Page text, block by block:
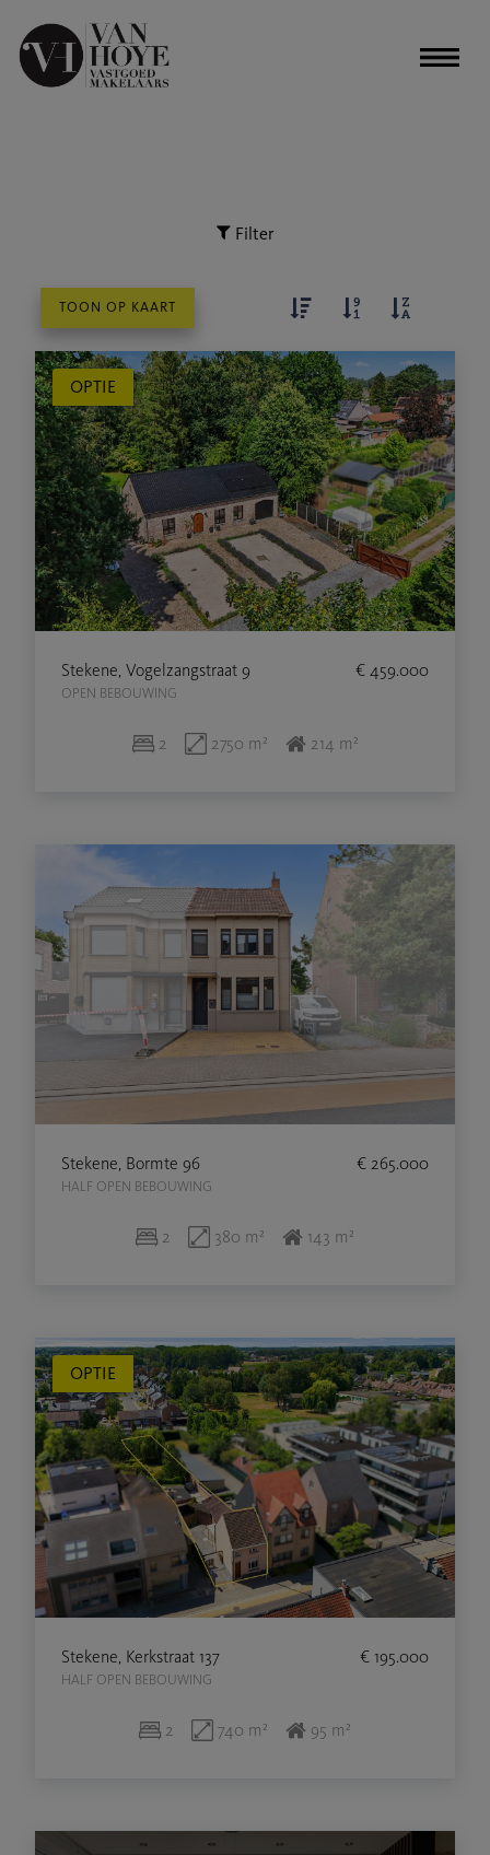
Filter
TOON OP KAART
OPTIE
Stekene, Vogelzangstraat 9
OPEN BEBOUWING
€ 459.000
2 2750 m² 214 m²
Stekene, Bormte 96
HALF OPEN BEBOUWING
€ 265.000
2 380 m² 143 m²
OPTIE
Stekene, Kerkstraat 137
HALF OPEN BEBOUWING
€ 195.000
2 740 m² 95 m²